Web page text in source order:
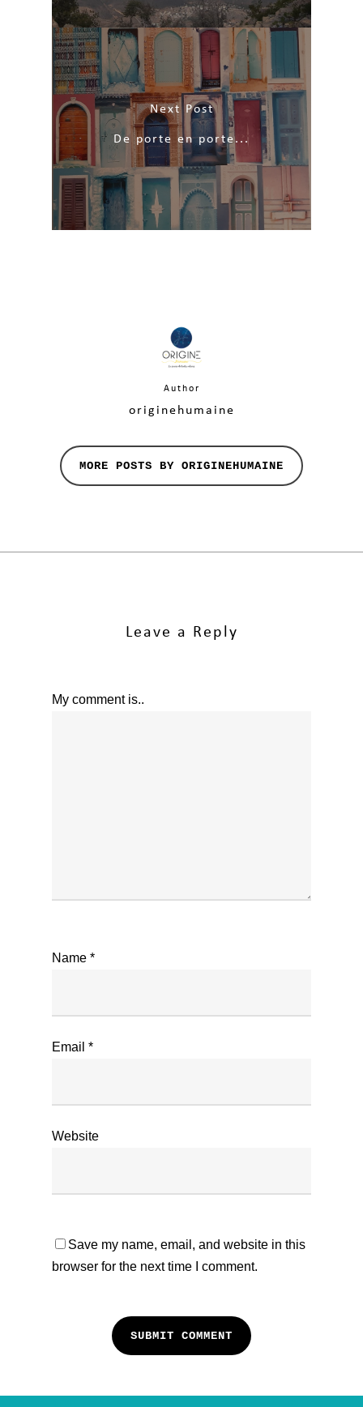
Next Post
De porte en porte...
Author
originehumaine
MORE POSTS BY ORIGINEHUMAINE
Leave a Reply
My comment is..
Name *
Email *
Website
Save my name, email, and website in this
browser for the next time I comment.